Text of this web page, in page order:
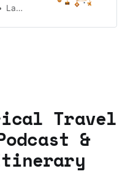
the
Lawrence
Travel
&